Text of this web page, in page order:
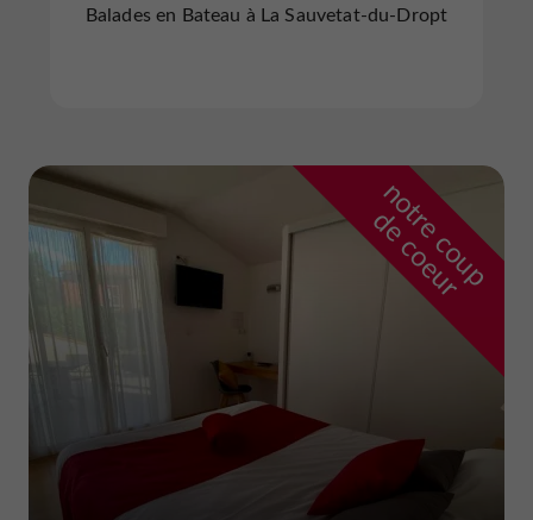
Balades en Bateau à La Sauvetat-du-Dropt
n
o
t
r
e
c
o
u
p
d
e
c
o
e
u
r